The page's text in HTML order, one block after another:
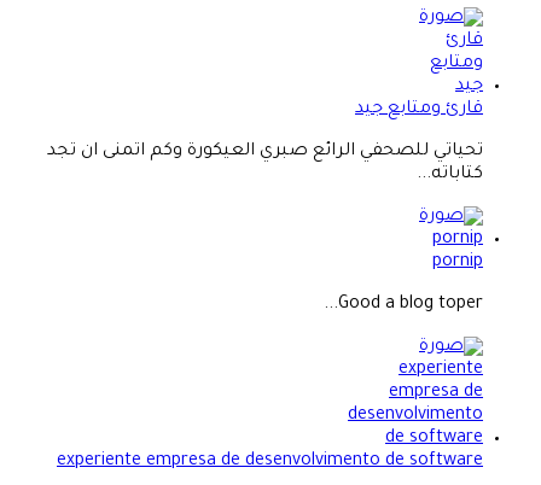
قارئ ومتابع جيد
تحياتي للصحفي الرائع صبري العيكورة وكم اتمنى ان تجد
كتاباته...
pornip
Good a blog toper...
experiente empresa de desenvolvimento de software